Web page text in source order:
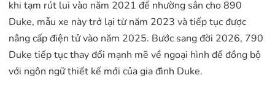
khi tạm rút lui vào năm 2021 để nhường sân cho 890
Duke, mẫu xe này trở lại từ năm 2023 và tiếp tục được
nâng cấp điện tử vào năm 2025. Bước sang đời 2026, 790
Duke tiếp tục thay đổi mạnh mẽ về ngoại hình để đồng bộ
với ngôn ngữ thiết kế mới của gia đình Duke.